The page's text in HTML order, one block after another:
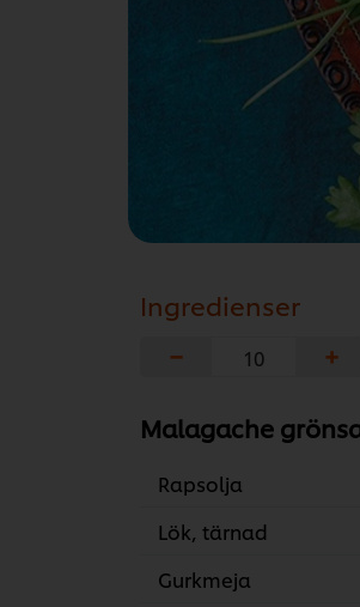
Ingredienser
−
+
Malagache
Rapsolja
Lök, tärnad
Gurkmeja